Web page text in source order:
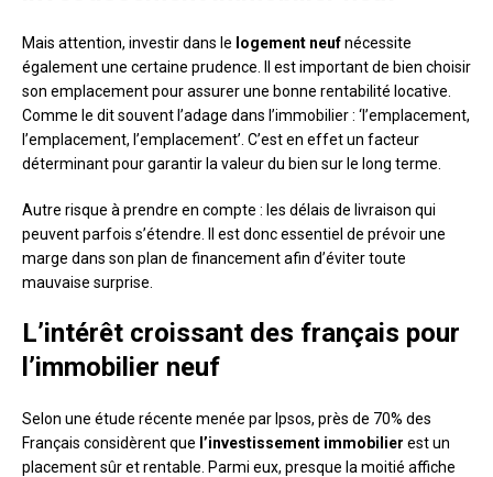
Mais attention, investir dans le logement neufnécessite
également une certaine prudence. Il est important de bien choisir
son emplacement pour assurer une bonne rentabilité locative.
Comme le dit souvent l’adage dans l’immobilier : ‘l’emplacement,
l’emplacement, l’emplacement’. C’est en effet un facteur
déterminant pour garantir la valeur du bien sur le long terme.
Autre risque à prendre en compte : les délais de livraison qui
peuvent parfois s’étendre. Il est donc essentiel de prévoir une
marge dans son plan de financement afin d’éviter toute
mauvaise surprise.
L’intérêt croissant des français pour
l’immobilier neuf
Selon une étude récente menée par Ipsos, près de 70% des
Français considèrent que l’investissement immobilier est un
placement sûr et rentable. Parmi eux, presque la moitié affiche